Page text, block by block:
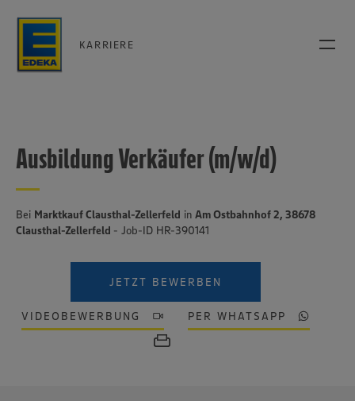
KARRIERE
Ausbildung Verkäufer (m/w/d)
Bei Marktkauf Clausthal-Zellerfeld in Am Ostbahnhof 2, 38678
Clausthal-Zellerfeld - Job-ID HR-390141
JETZT BEWERBEN
VIDEOBEWERBUNG PER WHATSAPP